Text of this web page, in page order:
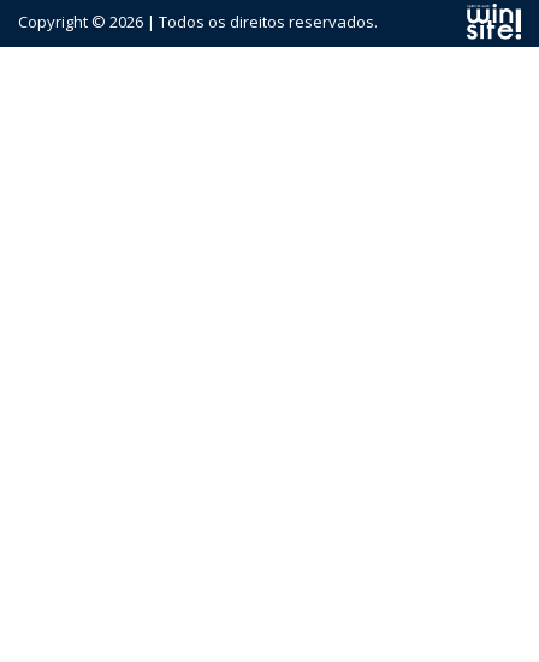
Copyright © 2026 | Todos os direitos reservados.